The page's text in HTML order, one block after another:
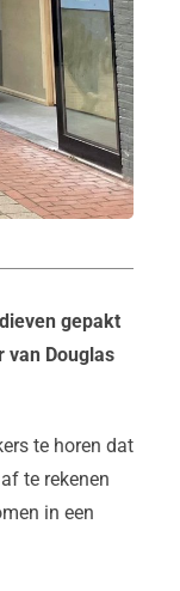
gepakt
Douglas
te horen dat
te rekenen
in een